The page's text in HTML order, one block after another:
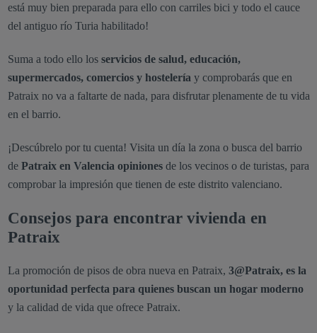
está muy bien preparada para ello con carriles bici y todo el cauce
del antiguo río Turia habilitado!
Suma a todo ello los servicios de salud, educación,
supermercados, comercios y hostelería y comprobarás que en
Patraix no va a faltarte de nada, para disfrutar plenamente de tu vida
en el barrio.
¡Descúbrelo por tu cuenta! Visita un día la zona o busca del barrio
de Patraix en Valencia opiniones de los vecinos o de turistas, para
comprobar la impresión que tienen de este distrito valenciano.
Consejos para encontrar vivienda en
Patraix
La promoción de pisos de obra nueva en Patraix, 3@Patraix, es la
oportunidad perfecta para quienes buscan un hogar moderno
y la calidad de vida que ofrece Patraix.